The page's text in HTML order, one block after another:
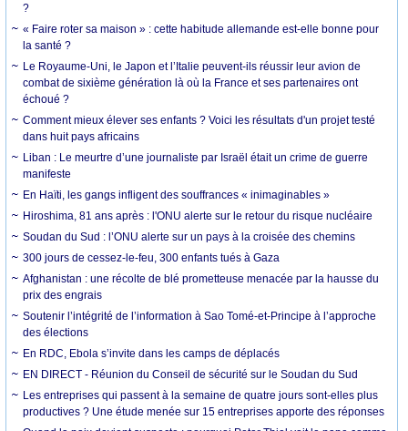
?
« Faire roter sa maison » : cette habitude allemande est-elle bonne pour
la santé ?
Le Royaume-Uni, le Japon et l’Italie peuvent-ils réussir leur avion de
combat de sixième génération là où la France et ses partenaires ont
échoué ?
Comment mieux élever ses enfants ? Voici les résultats d'un projet testé
dans huit pays africains
Liban : Le meurtre d’une journaliste par Israël était un crime de guerre
manifeste
En Haïti, les gangs infligent des souffrances « inimaginables »
Hiroshima, 81 ans après : l'ONU alerte sur le retour du risque nucléaire
Soudan du Sud : l’ONU alerte sur un pays à la croisée des chemins
300 jours de cessez-le-feu, 300 enfants tués à Gaza
Afghanistan : une récolte de blé prometteuse menacée par la hausse du
prix des engrais
Soutenir l’intégrité de l’information à Sao Tomé-et-Principe à l’approche
des élections
En RDC, Ebola s’invite dans les camps de déplacés
EN DIRECT - Réunion du Conseil de sécurité sur le Soudan du Sud
Les entreprises qui passent à la semaine de quatre jours sont-elles plus
productives ? Une étude menée sur 15 entreprises apporte des réponses